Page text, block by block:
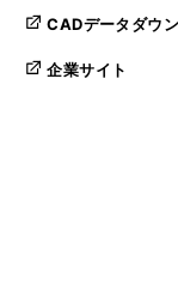
CADデータダウ
企業サイト